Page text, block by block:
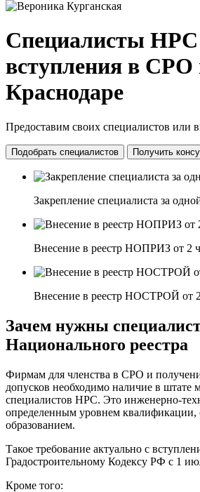
Специалисты НРС
вступления в СРО
Краснодаре
Предоставим своих специалистов или
Подобрать специалистов Получить
Закрепление специалиста за
Внесение в реестр НОПРИЗ от 2
Внесение в реестр НОСТРОЙ от
Зачем нужны
Национального реестра
Фирмам для членства в СРО и
допусков необходимо наличие в штате
специалистов НРС. Это инженерно-
определенным уровнем
образованием.
Такое требование актуально с
Градостроительному Кодексу РФ с 1
Кроме того: